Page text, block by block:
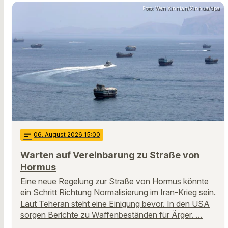
Foto: Wen Xinnian/Xinhua/dpa
notes 06. August 2026 15:00
Warten auf Vereinbarung zu Straße von
Hormus
Eine neue Regelung zur Straße von Hormus könnte
ein Schritt Richtung Normalisierung im Iran-Krieg sein.
Laut Teheran steht eine Einigung bevor. In den USA
sorgen Berichte zu Waffenbeständen für Ärger. …